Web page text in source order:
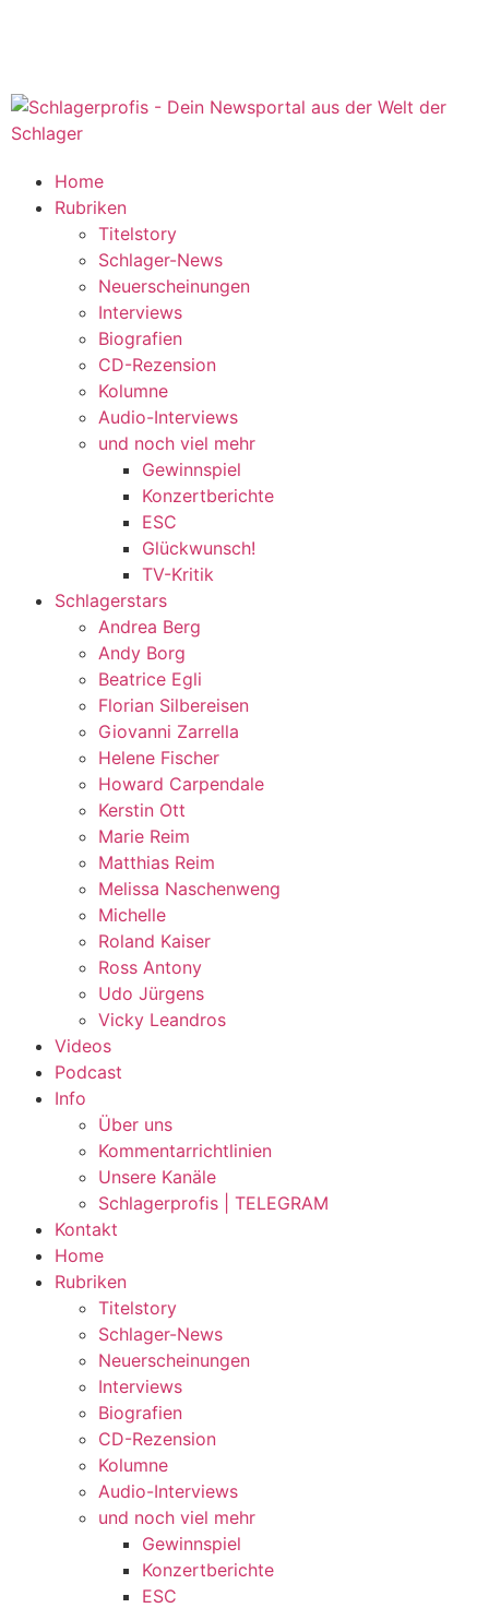
Home
Rubriken
Titelstory
Schlager-News
Neuerscheinungen
Interviews
Biografien
CD-Rezension
Kolumne
Audio-Interviews
und noch viel mehr
Gewinnspiel
Konzertberichte
ESC
Glückwunsch!
TV-Kritik
Schlagerstars
Andrea Berg
Andy Borg
Beatrice Egli
Florian Silbereisen
Giovanni Zarrella
Helene Fischer
Howard Carpendale
Kerstin Ott
Marie Reim
Matthias Reim
Melissa Naschenweng
Michelle
Roland Kaiser
Ross Antony
Udo Jürgens
Vicky Leandros
Videos
Podcast
Info
Über uns
Kommentarrichtlinien
Unsere Kanäle
Schlagerprofis | TELEGRAM
Kontakt
Home
Rubriken
Titelstory
Schlager-News
Neuerscheinungen
Interviews
Biografien
CD-Rezension
Kolumne
Audio-Interviews
und noch viel mehr
Gewinnspiel
Konzertberichte
ESC